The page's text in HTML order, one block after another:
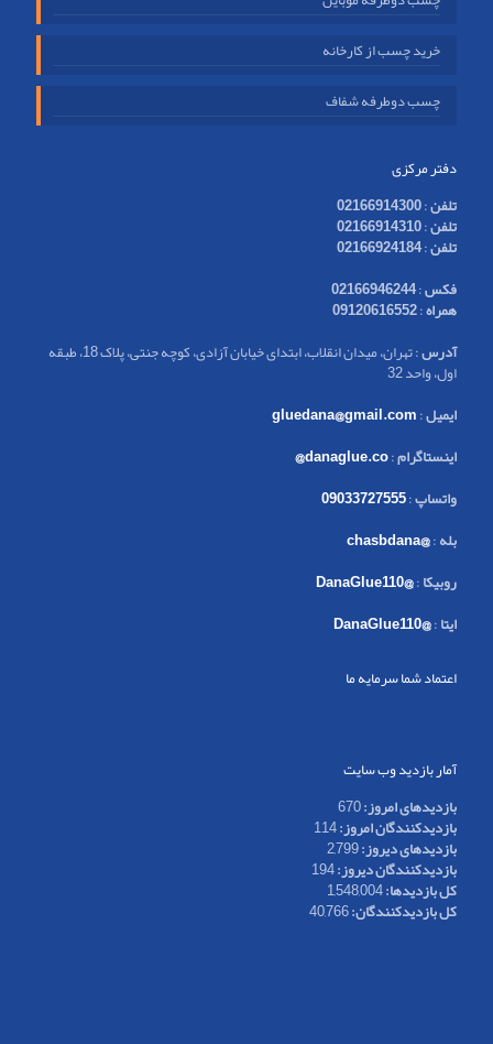
خرید چسب از کارخانه
چسب دوطرفه شفاف
دفتر مرکزی
تلفن:
02166914300
تلفن:
02166914310
تلفن:
02166924184
فکس:
02166946244
همراه:
09120616552
آدرس
: تهران، میدان انقلاب، ابتدای خیابان آزادی، کوچه جنتی، پلاک 18، طبقه
اول، واحد 32
ایمیل:
gluedana@gmail.com
اینستاگرام:
danaglue.co@
واتساپ:
09033727555
بله:
@chasbdana
روبیکا:
@DanaGlue110
ایتا:
@DanaGlue110
اعتماد شما سرمایه ما
آمار بازدید وب سایت
بازدیدهای امروز:670
بازدیدکنندگان امروز:114
بازدیدهای دیروز:2,799
بازدیدکنندگان دیروز:194
کل بازدیدها:1,548,004
کل بازدیدکنند‌گان:40,766